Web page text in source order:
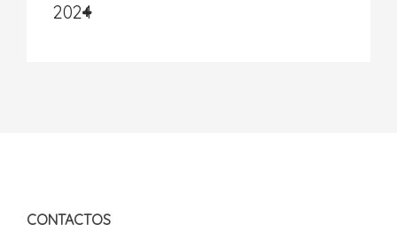
2024
CONTACTOS